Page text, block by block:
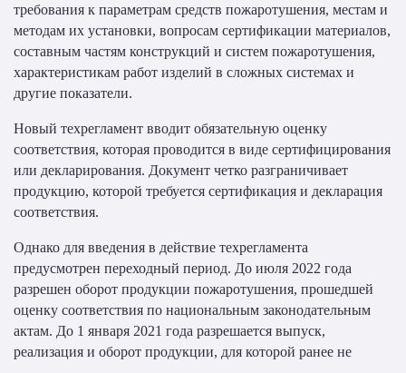
требования к параметрам средств пожаротушения, местам и
методам их установки, вопросам сертификации материалов,
составным частям конструкций и систем пожаротушения,
характеристикам работ изделий в сложных системах и
другие показатели.
Новый техрегламент вводит обязательную оценку
соответствия, которая проводится в виде сертифицирования
или декларирования. Документ четко разграничивает
продукцию, которой требуется сертификация и декларация
соответствия.
Однако для введения в действие техрегламента
предусмотрен переходный период. До июля 2022 года
разрешен оборот продукции пожаротушения, прошедшей
оценку соответствия по национальным законодательным
актам. До 1 января 2021 года разрешается выпуск,
реализация и оборот продукции, для которой ранее не